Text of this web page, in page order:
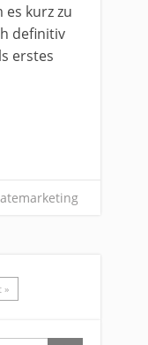
es kurz zu
definitiv
erstes
»